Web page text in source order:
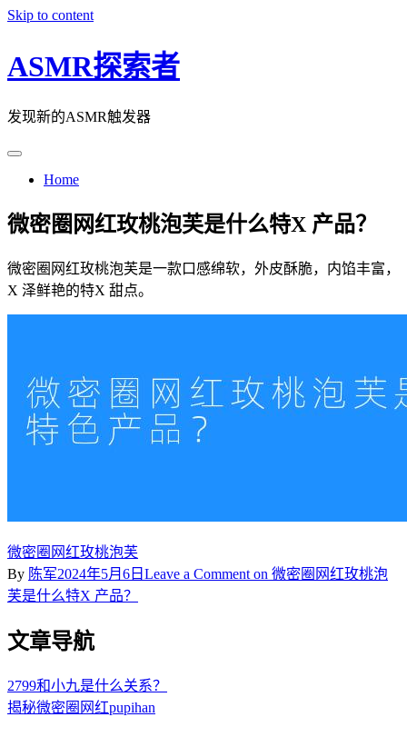
Skip to content
ASMR探索者
发现新的ASMR触发器
Home
微密圈网红玫桃泡芙是什么特X 产品？
微密圈网红玫桃泡芙是一款口感绵软，外皮酥脆，内馅丰富，
X 泽鲜艳的特X 甜点。
微密圈网红玫桃泡芙
By 陈军2024年5月6日 Leave a Comment on 微密圈网红玫桃泡
芙是什么特X 产品？
文章导航
2799和小九是什么关系？
揭秘微密圈网红pupihan